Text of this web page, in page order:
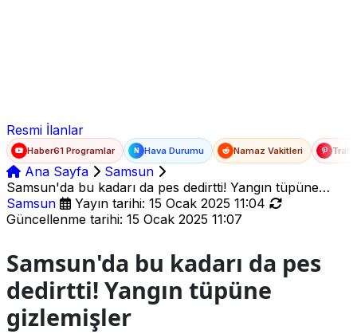
Resmi İlanlar
Haber61 Programlar N Hava Durumu Namaz Vakitleri
Ana Sayfa
Samsun
Samsun'da bu kadarı da pes dedirtti! Yangın tüpüne
gizlemişler
Samsun
Yayın tarihi: 15 Ocak 2025 11:04
Güncellenme tarihi: 15 Ocak 2025 11:07
Samsun'da bu kadarı da pes
dedirtti! Yangın tüpüne
gizlemişler